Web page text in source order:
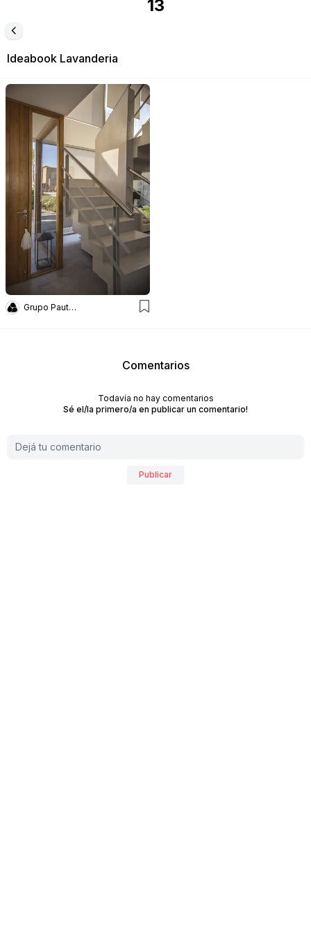
13
Ideabook Lavanderia
Grupo Pauta Arquitectura
Comentarios
Todavía no hay comentarios
Sé el/la primero/a en publicar un comentario!
Publicar